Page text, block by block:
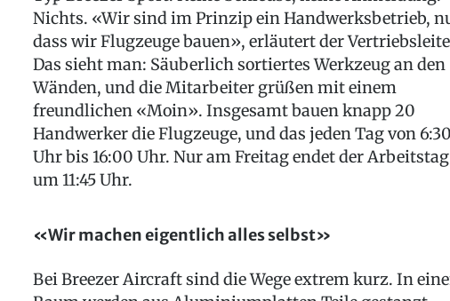
Nichts. «Wir sind im Prinzip ein Handwerksbetrieb,
dass wir Flugzeuge bauen», erläutert der
Das sieht man: Säuberlich sortiertes Werkzeug an den
Wänden, und die Mitarbeiter grüßen mit einem
freundlichen «Moin». Insgesamt bauen knapp 20
Handwerker die Flugzeuge, und das jeden Tag von
Uhr bis 16:00 Uhr. Nur am Freitag endet der Arbeitstag
um 11:45 Uhr.
«Wir machen eigentlich alles selbst»
Bei Breezer Aircraft sind die Wege extrem kurz. In